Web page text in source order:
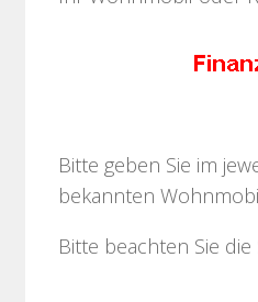
Bitte geben Sie im
bekannten
Bitte beachten Sie